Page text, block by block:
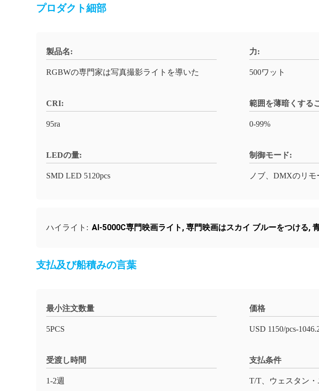
プロダクト細部
製品名:
RGBWの専門家は写真撮影ライトを導いた
力:
500ワット
CRI:
95ra
範囲を薄暗くする
0-99%
LEDの量:
SMD LED 5120pcs
制御モード:
ノブ、DMXのリモ
ハイライト: AI-5000C専門映画ライト , 専門映画はスカイ ブルーをつける,
支払及び船積みの言葉
最小注文数量
5PCS
価格
USD 1150/pcs-
受渡し時間
1-2週
支払条件
T/T、ウェスタン・